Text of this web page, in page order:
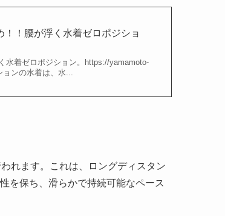
！！腰が浮く水着ゼロポジショ
水着ゼロポジション。https://yamamoto-
ンの水着は、水...
れます。これは、ロングディスタン
を保ち、滑らかで持続可能なペース